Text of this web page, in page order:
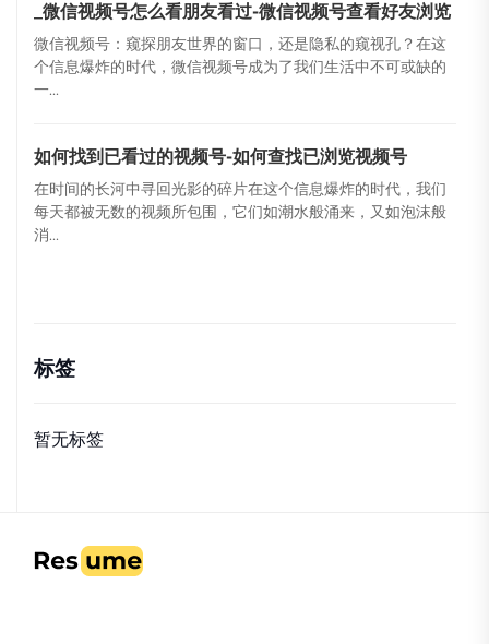
_微信视频号怎么看朋友看过-微信视频号查看好友浏览
微信视频号：窥探朋友世界的窗口，还是隐私的窥视孔？在这
个信息爆炸的时代，微信视频号成为了我们生活中不可或缺的
一...
如何找到已看过的视频号-如何查找已浏览视频号
在时间的长河中寻回光影的碎片在这个信息爆炸的时代，我们
每天都被无数的视频所包围，它们如潮水般涌来，又如泡沫般
消...
标签
暂无标签